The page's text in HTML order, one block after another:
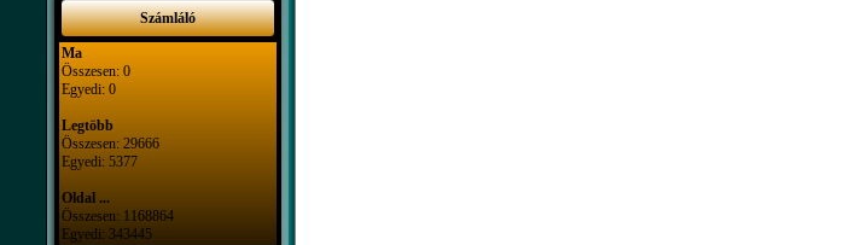
Számláló
Ma
Összesen: 0
Egyedi: 0
Legtöbb
Összesen: 29666
Egyedi: 5377
Oldal ...
Összesen: 1168864
Egyedi: 343445